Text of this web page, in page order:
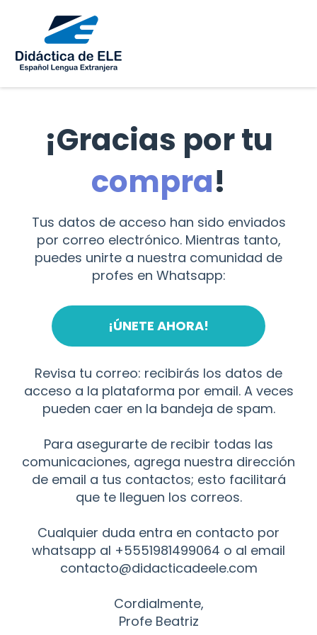
¡Gracias por tu
compra!
Tus datos de acceso han sido enviados
por correo electrónico. Mientras tanto,
puedes unirte a nuestra comunidad de
profes en Whatsapp:
¡ÚNETE AHORA!
Revisa tu correo: recibirás los datos de
acceso a la plataforma por email. A veces
pueden caer en la bandeja de spam.
Para asegurarte de recibir todas las
comunicaciones, agrega nuestra dirección
de email a tus contactos; esto facilitará
que te lleguen los correos.
Cualquier duda entra en contacto por
whatsapp al +5551981499064 o al email
contacto@didacticadeele.com
Cordialmente,
Profe Beatriz